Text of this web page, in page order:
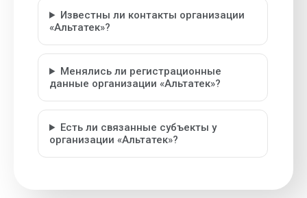
Известны ли контакты организации
«Альтатек»?
Менялись ли регистрационные
данные организации «Альтатек»?
Есть ли связанные субъекты у
организации «Альтатек»?